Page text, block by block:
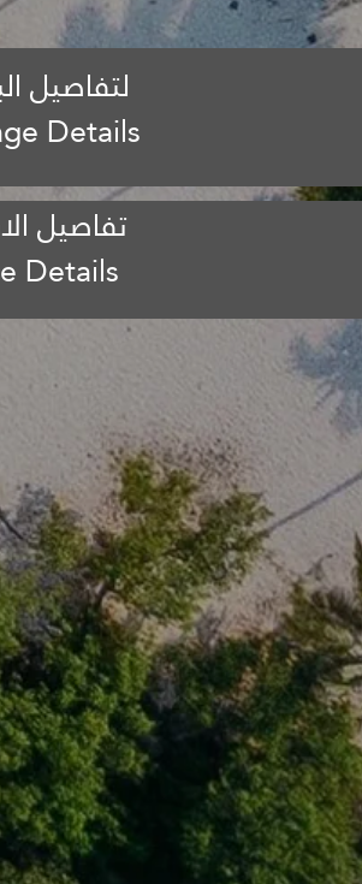
لتفاصيل
Details
تفاصيل
Details